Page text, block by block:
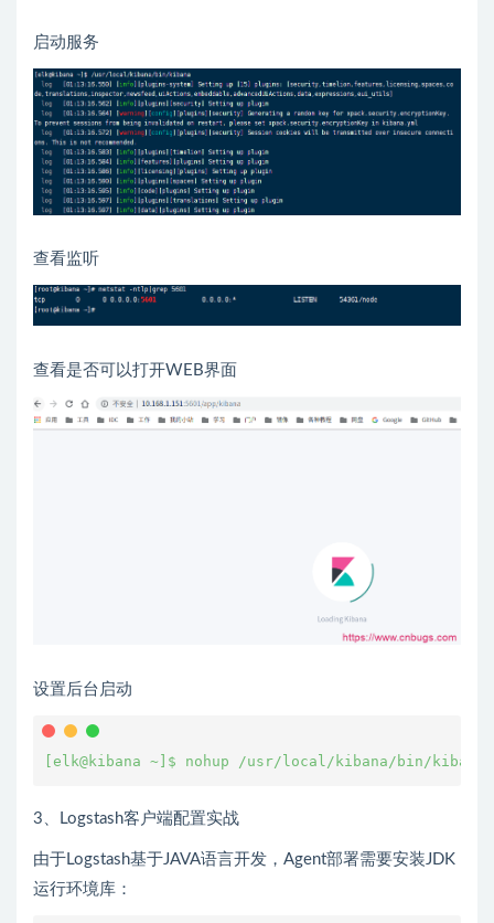
启动服务
查看监听
查看是否可以打开WEB界面
设置后台启动
[elk@kibana ~]$ nohup /usr/local/kibana/bin/kibana
3、Logstash客户端配置实战
由于Logstash基于JAVA语言开发，Agent部署需要安装JDK
运行环境库：